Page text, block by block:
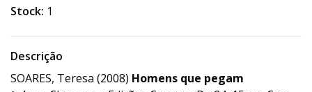
Stock: 1
Descrição
SOARES, Teresa (2008) Homens que pegam